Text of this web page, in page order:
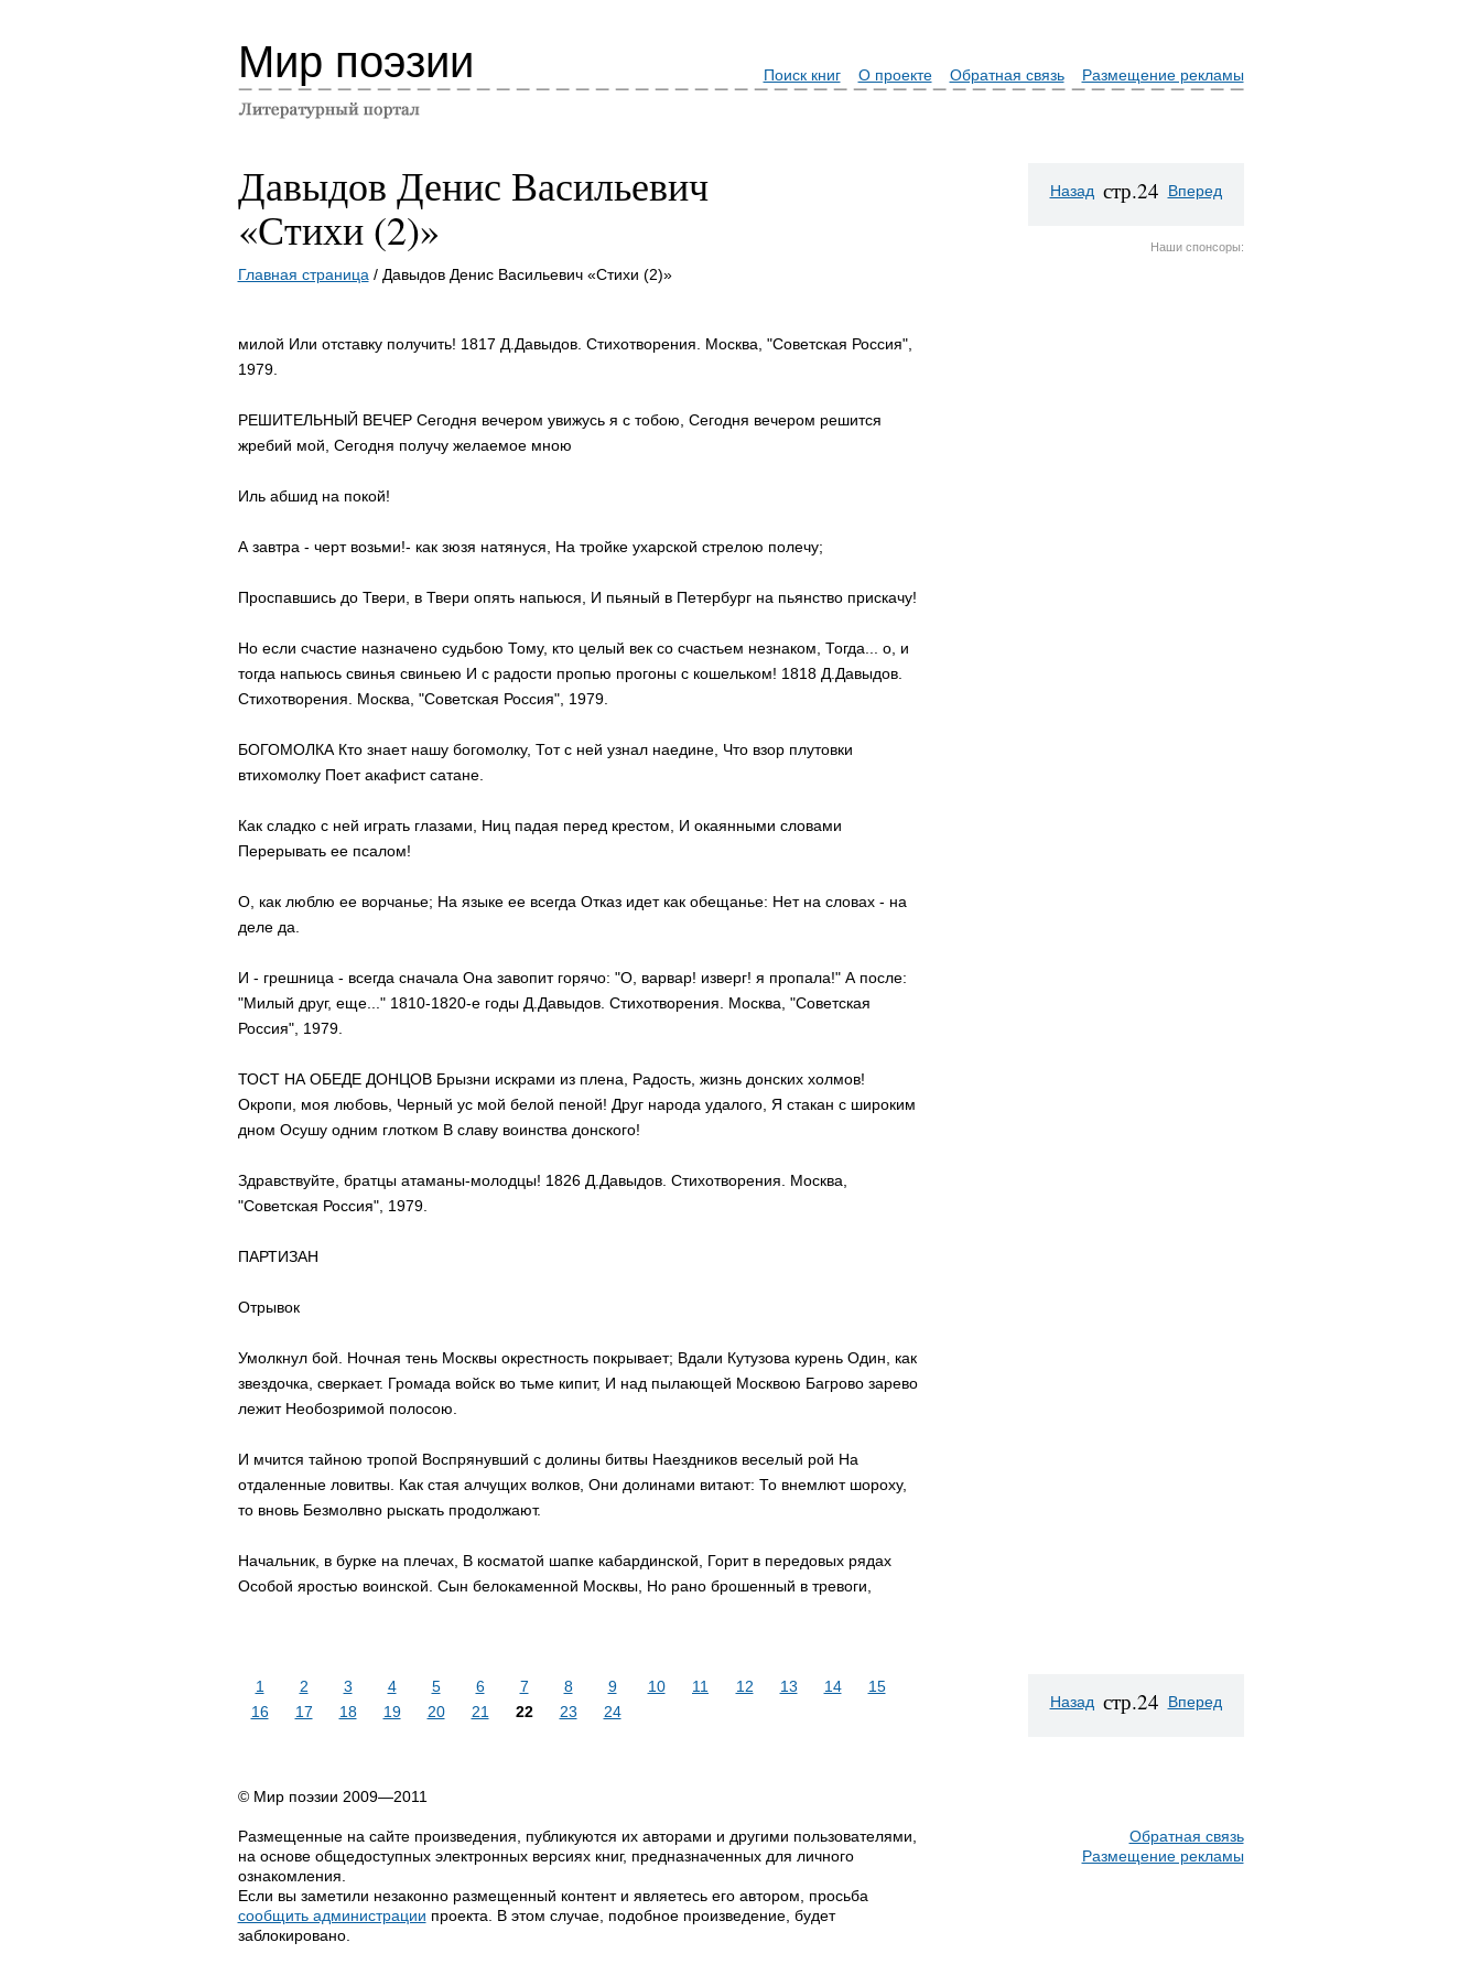
Мир поэзии Поиск книг О проекте Обратная связь Размещение рекламы
Давыдов Денис Васильевич
«Стихи (2)»
Главная страница / Давыдов Денис Васильевич «Стихи (2)»
милой Или отставку получить! 1817 Д.Давыдов. Стихотворения. Москва, "Советская Россия",
1979.
РЕШИТЕЛЬНЫЙ ВЕЧЕР Сегодня вечером увижусь я с тобою, Сегодня вечером решится
жребий мой, Сегодня получу желаемое мною
Иль абшид на покой!
А завтра - черт возьми!- как зюзя натянуся, На тройке ухарской стрелою полечу;
Проспавшись до Твери, в Твери опять напьюся, И пьяный в Петербург на пьянство прискачу!
Но если счастие назначено судьбою Тому, кто целый век со счастьем незнаком, Тогда... о, и
тогда напьюсь свинья свиньею И с радости пропью прогоны с кошельком! 1818 Д.Давыдов.
Стихотворения. Москва, "Советская Россия", 1979.
БОГОМОЛКА Кто знает нашу богомолку, Тот с ней узнал наедине, Что взор плутовки
втихомолку Поет акафист сатане.
Как сладко с ней играть глазами, Ниц падая перед крестом, И окаянными словами
Перерывать ее псалом!
О, как люблю ее ворчанье; На языке ее всегда Отказ идет как обещанье: Нет на словах - на
деле да.
И - грешница - всегда сначала Она завопит горячо: "О, варвар! изверг! я пропала!" А после:
"Милый друг, еще..." 1810-1820-е годы Д.Давыдов. Стихотворения. Москва, "Советская
Россия", 1979.
ТОСТ НА ОБЕДЕ ДОНЦОВ Брызни искрами из плена, Радость, жизнь донских холмов!
Окропи, моя любовь, Черный ус мой белой пеной! Друг народа удалого, Я стакан с широким
дном Осушу одним глотком В славу воинства донского!
Здравствуйте, братцы атаманы-молодцы! 1826 Д.Давыдов. Стихотворения. Москва,
"Советская Россия", 1979.
ПАРТИЗАН
Отрывок
Умолкнул бой. Ночная тень Москвы окрестность покрывает; Вдали Кутузова курень Один, как
звездочка, сверкает. Громада войск во тьме кипит, И над пылающей Москвою Багрово зарево
лежит Необозримой полосою.
И мчится тайною тропой Воспрянувший с долины битвы Наездников веселый рой На
отдаленные ловитвы. Как стая алчущих волков, Они долинами витают: То внемлют шороху,
то вновь Безмолвно рыскать продолжают.
Начальник, в бурке на плечах, В косматой шапке кабардинской, Горит в передовых рядах
Особой яростью воинской. Сын белокаменной Москвы, Но рано брошенный в тревоги,
Назад стр.24 Вперед
Наши спонсоры:
1 2 3 4 5 6 7 8 9 10 11 12 13 14
15
16
17 18 19 20 21 22 23 24
Назад стр.24 Вперед
© Мир поэзии 2009—2011
Размещенные на сайте произведения, публикуются их авторами и другими пользователями,
на основе общедоступных электронных версиях книг, предназначенных для личного
ознакомления.
Если вы заметили незаконно размещенный контент и являетесь его автором, просьба
сообщить администрации проекта. В этом случае, подобное произведение, будет
заблокировано.
Обратная связь
Размещение рекламы